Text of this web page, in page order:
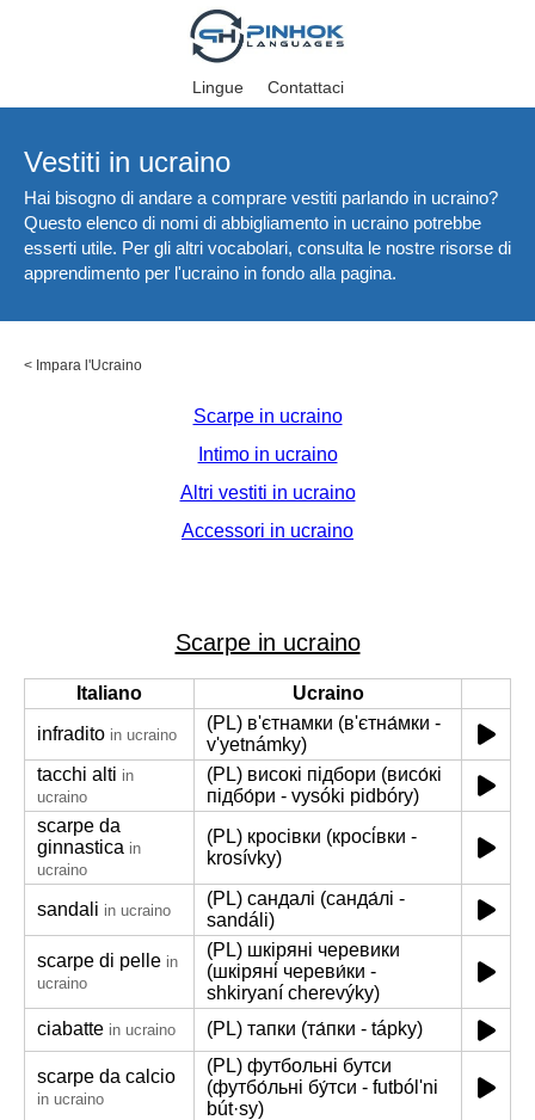
Lingue Contattaci
Vestiti in ucraino
Hai bisogno di andare a comprare vestiti parlando in ucraino?
Questo elenco di nomi di abbigliamento in ucraino potrebbe
esserti utile. Per gli altri vocabolari, consulta le nostre risorse di
apprendimento per l'ucraino in fondo alla pagina.
< Impara l'Ucraino
Scarpe in ucraino
Intimo in ucraino
Altri vestiti in ucraino
Accessori in ucraino
Scarpe in ucraino
Italiano
Ucraino
infradito in ucraino
(PL) в'єтнамки (в'єтна́мки -
v'yetnámky)
tacchi alti in
ucraino
(PL) високі підбори (висо́кі
підбо́ри - vysóki pidbóry)
scarpe da
ginnastica in
ucraino
(PL) кросівки (кросі́вки -
krosívky)
sandali in ucraino
(PL) сандалі (санда́лі -
sandáli)
scarpe di pelle in
ucraino
(PL) шкіряні черевики
(шкіряні́ череви́ки -
shkiryaní cherevýky)
ciabatte in ucraino (PL) тапки (та́пки - tápky)
scarpe da calcio
in ucraino
(PL) футбольні бутси
(футбо́льні бу́тси - futbólʹni
bút·sy)